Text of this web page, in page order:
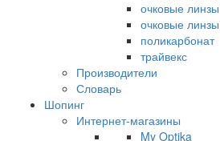
очковые
очковые
поликарбонат
трайвекс
Производители
Словарь
Шопинг
Интернет-магазины
My Optika